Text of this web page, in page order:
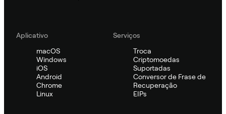
Aplicativo
macOS
Windows
iOS
Android
Chrome
Linux
Serviços
Troca
Criptomoedas
Suportadas
Conversor de Frase de
Recuperação
EIPs